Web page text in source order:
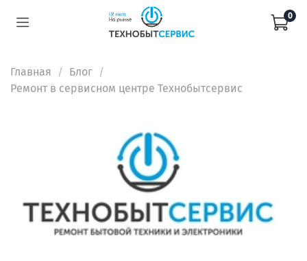
0
Главная
Блог
Ремонт в сервисном центре Технобытсервис